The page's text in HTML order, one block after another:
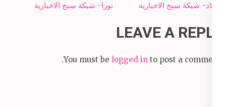
نورا- شبكة سبح الاخبارية
البلاد- شبكة سبح الاخبارية
LEAVE A REPLY
You must be logged in to post a comment.